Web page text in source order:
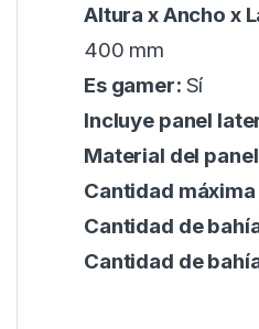
Altura x Ancho x
400 mm
Es gamer: Sí
Incluye panel
Material del
Cantidad
Cantidad de
Cantidad de